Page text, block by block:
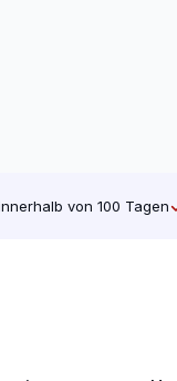
von 100 Tagen